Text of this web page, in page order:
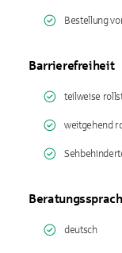
Bestellung
Barrierefreiheit
teilweise
weitgehend
deutsch